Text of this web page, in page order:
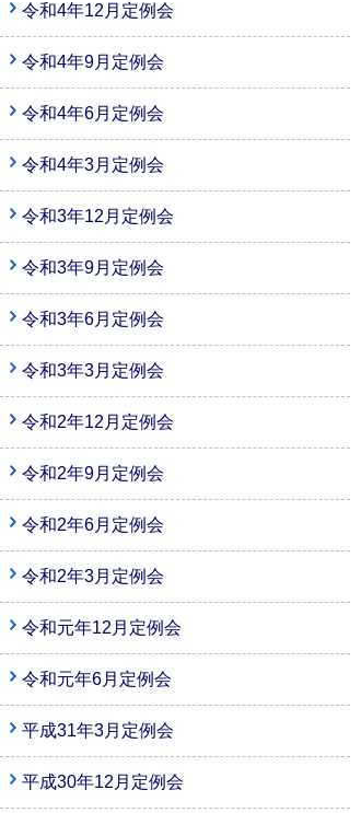
令和4年12月定例会
令和4年9月定例会
令和4年6月定例会
令和4年3月定例会
令和3年12月定例会
令和3年9月定例会
令和3年6月定例会
令和3年3月定例会
令和2年12月定例会
令和2年9月定例会
令和2年6月定例会
令和2年3月定例会
令和元年12月定例会
令和元年6月定例会
平成31年3月定例会
平成30年12月定例会